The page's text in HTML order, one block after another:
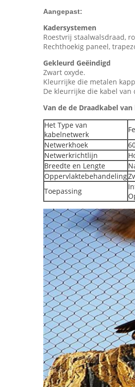
Aangepast:
Kadersystemen
Roestvrij staalwalsdraad,
Rechthoekig paneel,
Gekleurd Geëindigd
Zwart oxyde.
Kleurrijke die metalen
De kleurrijke die kabel
Van de de Draadkabel
Het Type van
kabelnetwerk
Netwerkhoek
Netwerkrichtlijn
Breedte en Lengte
Oppervlaktebehandeling
Toepassing